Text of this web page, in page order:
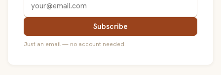
Subscribe
Just an email — no account needed.